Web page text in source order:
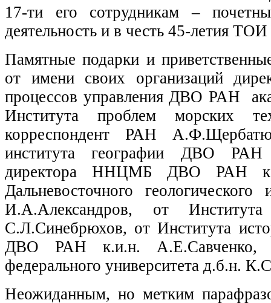
17-ти его сотрудникам –
деятельность и в честь 45-летия
Памятные подарки и
от имени своих организаций
процессов управления ДВО РАН
Института проблем морских
корреспондент РАН
института географии ДВО
директора ННЦМБ ДВО РАН
Дальневосточного
И.А.Александров, от
С.Л.Синебрюхов, от Института
ДВО РАН к.и.н. А.Е.Савченко,
федерального университета д.б.н.
Неожиданным, но метким